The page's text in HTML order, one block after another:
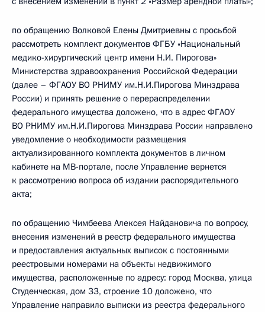
по обращению Волковой Елены Дмитриевны с просьбой
рассмотреть комплект документов ФГБУ «Национальный
медико-хирургический центр имени Н.И. Пирогова»
Министерства здравоохранения Российской Федерации
(далее – ФГАОУ ВО РНИМУ им.Н.И.Пирогова Минздрава
России) и принять решение о перераспределении
федерального имущества доложено, что в адрес ФГАОУ
ВО РНИМУ им.Н.И.Пирогова Минздрава России направлено
уведомление о необходимости размещения
актуализированного комплекта документов в личном
кабинете на MB-портале, после Управление вернется
к рассмотрению вопроса об издании распорядительного
акта;
по обращению Чимбеева Алексея Найдановича по вопросу,
внесения изменений в реестр федерального имущества
и предоставления актуальных выписок с постоянными
реестровыми номерами на объекты недвижимого
имущества, расположенные по адресу: город Москва, улица
Студенческая, дом 33, строение 10 доложено, что
Управление направило выписки из реестра федерального